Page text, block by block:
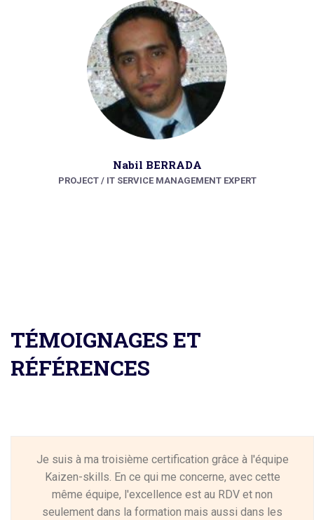
Nabil BERRADA
PROJECT / IT SERVICE MANAGEMENT EXPERT
TÉMOIGNAGES ET
RÉFÉRENCES
Je suis à ma troisième certification grâce à l'équipe
Kaizen-skills. En ce qui me concerne, avec cette
même équipe, l'excellence est au RDV et non
seulement dans la formation mais aussi dans les